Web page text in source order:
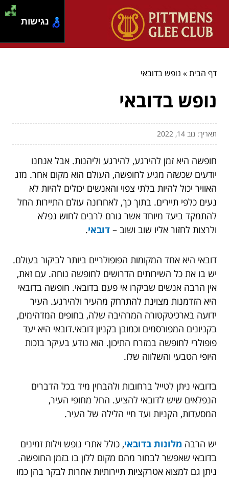
דף הבית» נופש בדובאי
נופש בדובאי
תאריך: נוב 14, 2022
חופשה היא זמן להירגע, להירגע וליהנות. אבל אנחנו
יודעים שכשזה מגיע לחופשה, העולם הוא מקום אחר. מזג
האוויר יכול להיות בלתי צפוי והאנשים יכולים להיות לא
נעים כלפי תיירים. בתוך כך, לאחרונה עולם התיירות החל
להתמקד ביעד מיוחד אשר גורם לרבים לחוש נפלא
ולרצות לחזור אליו שוב ושוב – דובאי.
דובאי היא אחד המקומות הפופולריים ביותר לביקור בעולם.
יש בו את כל השירותים הדרושים לחופשה נוחה. עם זאת,
אין הרבה אנשים שביקרו אי פעם בדובאי. חופשה בדובאי
היא הזדמנות מצוינת להתרחק מהעיר ולהירגע. העיר
ידועה בארכיטקטורה המרהיבה שלה, בחופים המדהימים,
בקניונים המפורסמים וכמובן בקניון דובאי.דובאי היא יעד
פופולרי לחופשה במזרח התיכון. הוא נודע בעיקר בזכות
היופי הטבעי והשלווה שלו.
בדובאי ניתן לטייל ברחובות ולהבחין מיד בכל הדברים
הנפלאים שיש לדובאי להציע. החל מחופי העיר,
המסעדות, הקניות ועד חיי הלילה של העיר.
יש הרבה מלונות בדובאי, כולל אתרי נופש וילות זמינים
בדובאי שאפשר לבחור מהם מקום ללון בו בזמן החופשה.
ניתן גם למצוא אטרקציות תיירותיות אחרות לבקר בהן כמו
נגישות